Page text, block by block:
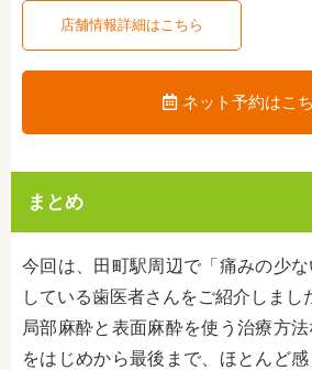
店舗情報詳細はこちら
ネット予約はこ
まとめ
今回は、田町駅周辺で「痛みの少
している歯医者さんをご紹介しまし
局部麻酔と表面麻酔を使う治療方
をはじめから最後まで、ほとんど